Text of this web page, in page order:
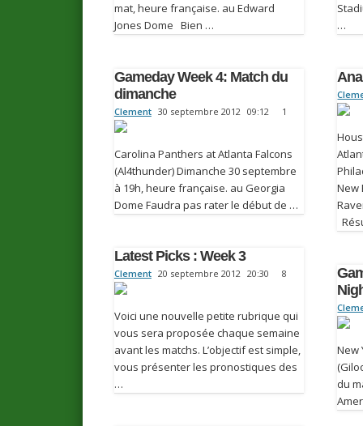
…
mat, heure française. au Edward
Jones Dome Bien …
Gameday Week 4: Match du
dimanche
Clement 30 septembre 2012 09:12 1
Carolina Panthers at Atlanta Falcons
(Al4thunder) Dimanche 30 septembre
à 19h, heure française. au Georgia
Dome Faudra pas rater le début de …
New
Latest Picks : Week 3
Clement 20 septembre 2012 20:30 8
Voici une nouvelle petite rubrique qui
vous sera proposée chaque semaine
avant les matchs. L’objectif est simple,
vous présenter les pronostiques des
…
New
du